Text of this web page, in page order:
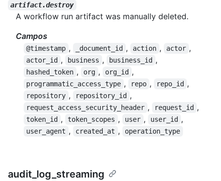
artifact.destroy
A workflow run artifact was manually deleted.
Campos
@timestamp , _document_id , action , actor ,
actor_id , business , business_id ,
hashed_token , org , org_id ,
programmatic_access_type , repo , repo_id ,
repository , repository_id ,
request_access_security_header , request_id ,
token_id , token_scopes , user , user_id ,
user_agent , created_at , operation_type
audit_log_streaming